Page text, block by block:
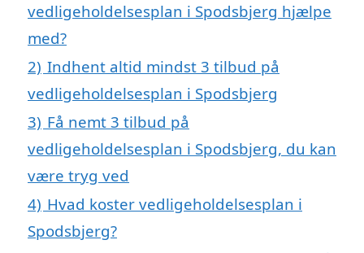
vedligeholdelsesplan i Spodsbjerg hjælpe
med?
2) Indhent altid mindst 3 tilbud på
vedligeholdelsesplan i Spodsbjerg
3) Få nemt 3 tilbud på
vedligeholdelsesplan i Spodsbjerg, du kan
være tryg ved
4) Hvad koster vedligeholdelsesplan i
Spodsbjerg?